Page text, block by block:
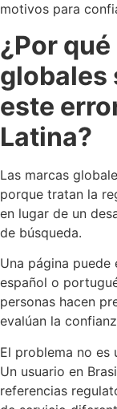
motivos para
¿Por
globales
este
Latina?
Las marcas
porque tratan la
en lugar de un
de búsqueda.
Una página
español o
personas hacen
evalúan la
El problema no es
Un usuario en
referencias